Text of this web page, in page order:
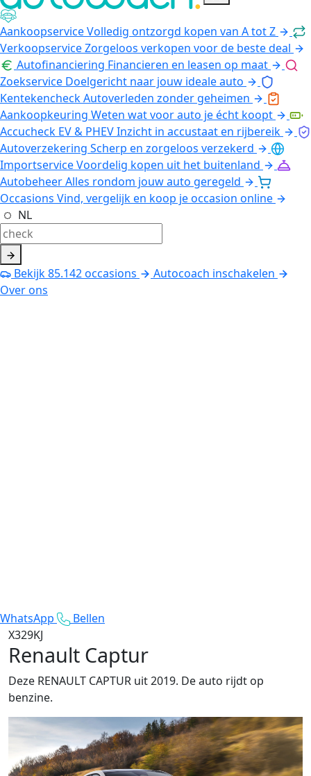
AankoopserviceVolledig ontzorgd kopen van A tot Z
VerkoopserviceZorgeloos verkopen voor de beste deal
Autofinanciering Financieren en leasen op maat
Zoekservice Doelgericht naar jouw ideale auto
KentekencheckAutoverleden zonder geheimen
Aankoopkeuring Weten wat voor auto je écht koopt
Accucheck EV & PHEVInzicht in accustaat en rijbereik
Autoverzekering Scherp en zorgeloos verzekerd
ImportserviceVoordelig kopen uit het buitenland
AutobeheerAlles rondom jouw auto geregeld
Occasions Vind, vergelijk en koop je occasion online
NL
Bekijk85.142occasions
Autocoach inschakelen
Over ons
WhatsApp
Bellen
X329KJ
Renault Captur
Deze RENAULT CAPTUR uit 2019. De auto rijdt op
benzine.